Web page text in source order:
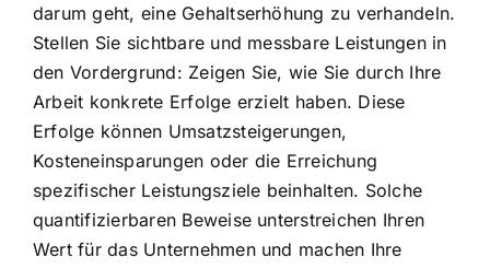
darum geht, eine Gehaltserhöhung zu verhandeln.
Stellen Sie sichtbare und messbare Leistungen in
den Vordergrund: Zeigen Sie, wie Sie durch Ihre
Arbeit konkrete Erfolge erzielt haben. Diese
Erfolge können Umsatzsteigerungen,
Kosteneinsparungen oder die Erreichung
spezifischer Leistungsziele beinhalten. Solche
quantifizierbaren Beweise unterstreichen Ihren
Wert für das Unternehmen und machen Ihre